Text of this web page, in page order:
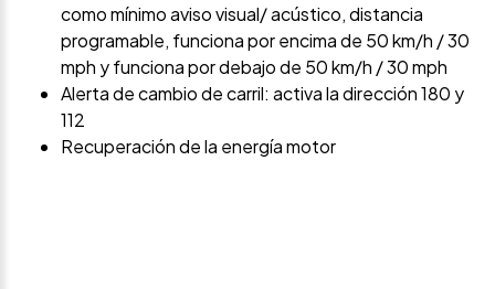
como mínimo aviso visual/ acústico, distancia
programable, funciona por encima de 50 km/h / 30
mph y funciona por debajo de 50 km/h / 30 mph
Alerta de cambio de carril: activa la dirección 180 y
112
Recuperación de la energía motor